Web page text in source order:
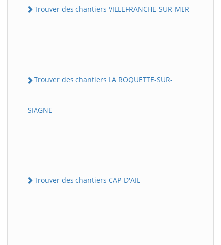
Trouver des chantiers VILLEFRANCHE-SUR-MER
Trouver des chantiers LA ROQUETTE-SUR-
SIAGNE
Trouver des chantiers CAP-D'AIL